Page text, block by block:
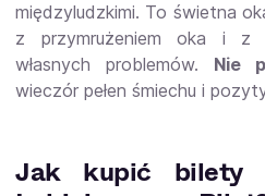
międzyludzkimi. To świetna
z przymrużeniem oka i z
własnych problemów. Nie
wieczór pełen śmiechu i
Jak kupić bilety